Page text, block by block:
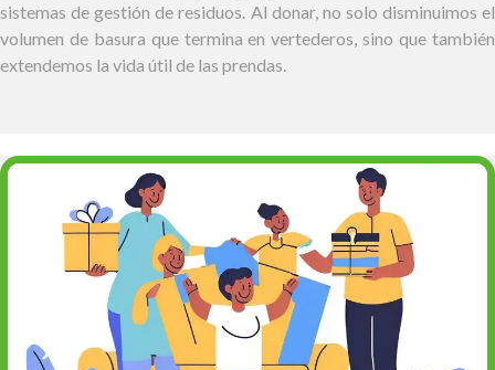
sistemas de gestión de residuos. Al donar, no solo disminuimos el
volumen de basura que termina en vertederos, sino que también
extendemos la vida útil de las prendas.